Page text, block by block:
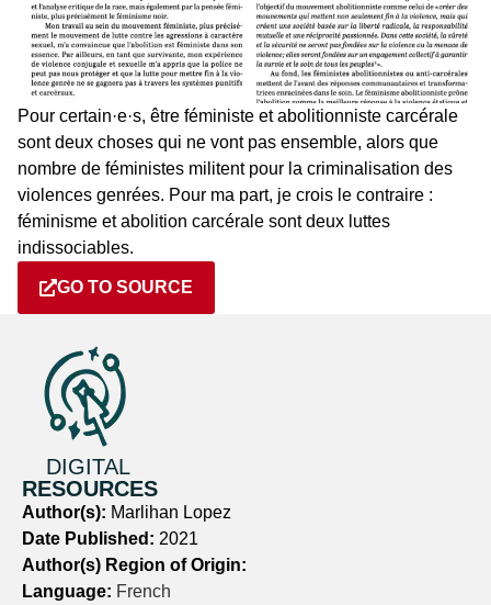
Pour certain·e·s, être féministe et abolitionniste carcérale
sont deux choses qui ne vont pas ensemble, alors que
nombre de féministes militent pour la criminalisation des
violences genrées. Pour ma part, je crois le contraire :
féminisme et abolition carcérale sont deux luttes
indissociables.
GO TO SOURCE
DIGITAL
RESOURCES
Author(s): Marlihan Lopez
Date Published: 2021
Author(s) Region of Origin:
Language: French